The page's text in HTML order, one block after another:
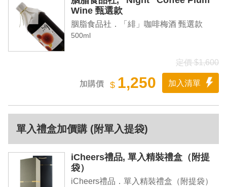
Wine 甄選款
胭脂食品社．「緋」咖啡梅酒 甄選款
500ml
定價 $1,600
$ 1,250 加入清單
加購價
單入禮盒加價購 (附單入提袋)
iCheers禮品, 單入精裝禮盒（附提
袋）
iCheers禮品．單入精裝禮盒（附提袋）